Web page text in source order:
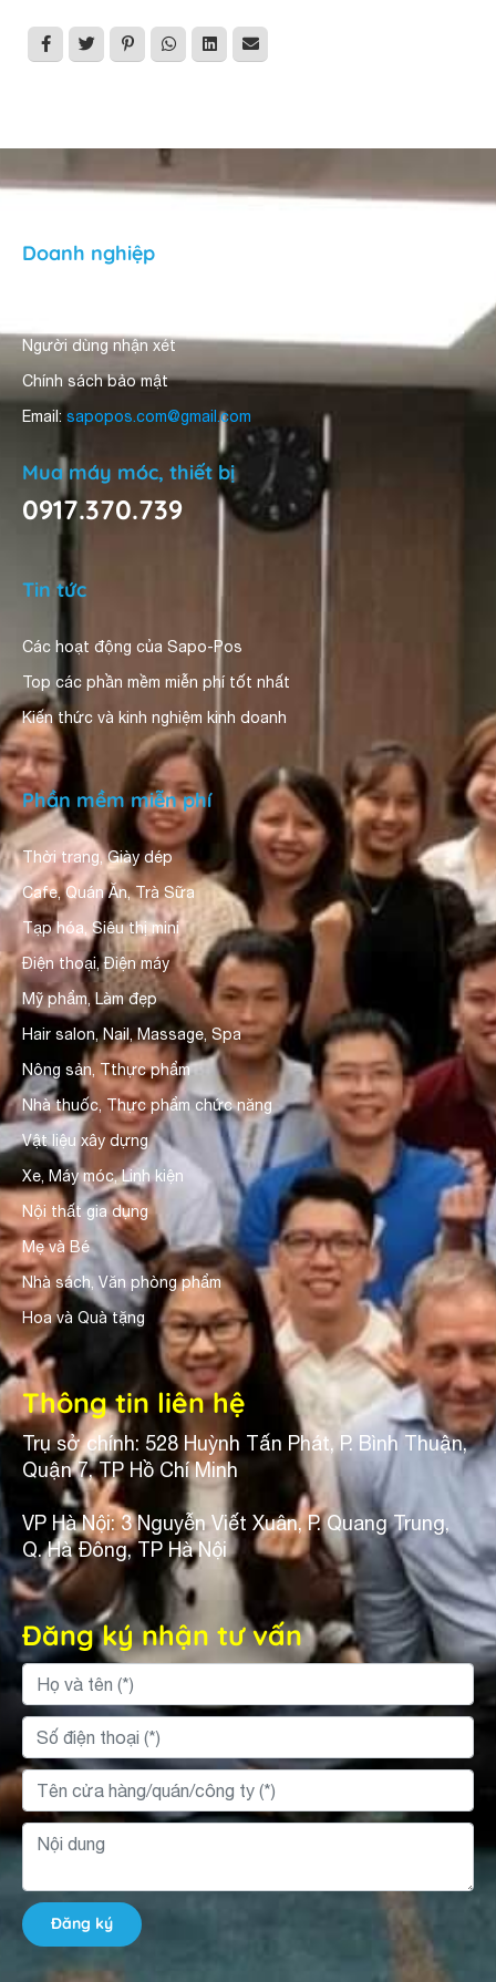
Doanh nghiệp
Người dùng nhận xét
Chính sách bảo mật
Email: sapopos.com@gmail.com
Mua máy móc, thiết bị
0917.370.739
Tin tức
Các hoạt động của Sapo-Pos
Top các phần mềm miễn phí tốt nhất
Kiến thức và kinh nghiệm kinh doanh
Phần mềm miễn phí
Thời trang, Giày dép
Cafe, Quán Ăn, Trà Sữa
Tạp hóa, Siêu thị mini
Điện thoại, Điện máy
Mỹ phẩm, Làm đẹp
Hair salon, Nail, Massage, Spa
Nông sản, Tthực phẩm
Nhà thuốc, Thực phẩm chức năng
Vật liệu xây dựng
Xe, Máy móc, Linh kiện
Nội thất gia dụng
Mẹ và Bé
Nhà sách, Văn phòng phẩm
Hoa và Quà tặng
Thông tin liên hệ
Trụ sở chính: 528 Huỳnh Tấn Phát, P. Bình Thuận,
Quận 7, TP Hồ Chí Minh
VP Hà Nội: 3 Nguyễn Viết Xuân, P. Quang Trung,
Q. Hà Đông, TP Hà Nội
Đăng ký nhận tư vấn
Đăng ký